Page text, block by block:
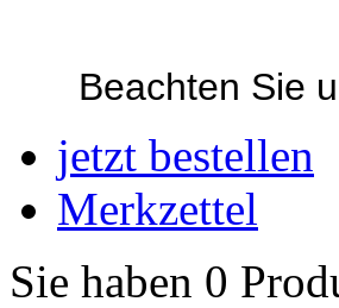
Beachten Sie
jetzt bestellen
Merkzettel
Sie haben 0